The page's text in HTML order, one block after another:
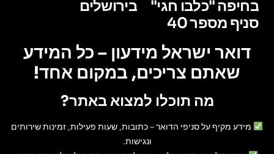
בחיפה "כלבו חגי"
סניף מספר 40
בירושלים
דואר ישראל מידעון – כל המידע
שאתם צריכים, במקום אחד!
מה תוכלו למצוא באתר?
מידע מקיף על סניפי הדואר– כתובות, שעות פעילות, זמינות שירותים
ונגישות.